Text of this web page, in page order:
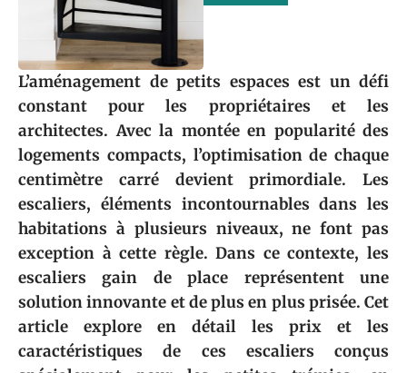
L’aménagement de petits espaces est un défi
constant pour les propriétaires et les
architectes. Avec la montée en popularité des
logements compacts, l’optimisation de chaque
centimètre carré devient primordiale. Les
escaliers, éléments incontournables dans les
habitations à plusieurs niveaux, ne font pas
exception à cette règle. Dans ce contexte, les
escaliers gain de place représentent une
solution innovante et de plus en plus prisée. Cet
article explore en détail les prix et les
caractéristiques de ces escaliers conçus